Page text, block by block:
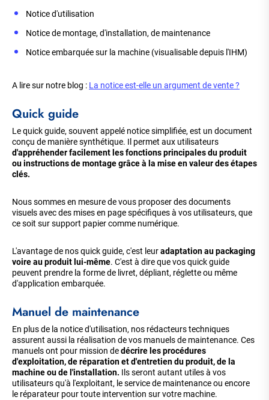
Notice d'utilisation
Notice de montage, d'installation, de maintenance
Notice embarquée sur la machine (visualisable depuis l'IHM)
A lire sur notre blog : La notice est-elle un argument de vente ?
Quick guide
Le quick guide, souvent appelé notice simplifiée, est un document
conçu de manière synthétique. Il permet aux utilisateurs
d'appréhender facilement les fonctions principales du produit
ou instructions de montage grâce à la mise en valeur des étapes
clés.
Nous sommes en mesure de vous proposer des documents
visuels avec des mises en page spécifiques à vos utilisateurs, que
ce soit sur support papier comme numérique.
L'avantage de nos quick guide, c'est leuradaptation au packaging
voire au produit lui-même. C'est à dire que vos quick guide
peuvent prendre la forme de livret, dépliant, réglette ou même
d'application embarquée.
Manuel de maintenance
En plus de la notice d'utilisation, nos rédacteurs techniques
assurent aussi la réalisation de vos manuels de maintenance. Ces
manuels ont pour mission dedécrire les procédures
d'exploitation, de réparation et d'entretien du produit, de la
machine ou de l'installation. Ils seront autant utiles à vos
utilisateurs qu'à l'exploitant, le service de maintenance ou encore
le réparateur pour toute intervention sur votre machine.